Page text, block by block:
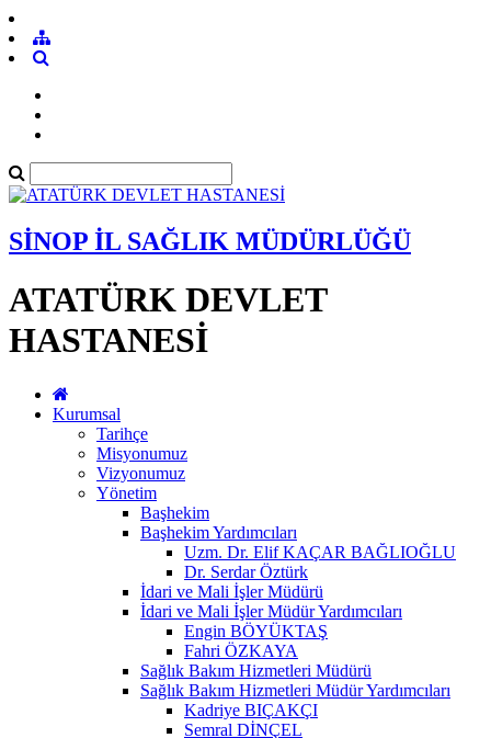
SİNOP İL SAĞLIK MÜDÜRLÜĞÜ
ATATÜRK DEVLET
HASTANESİ
Kurumsal
Tarihçe
Misyonumuz
Vizyonumuz
Yönetim
Başhekim
Başhekim Yardımcıları
Uzm. Dr. Elif KAÇAR BAĞLIOĞLU
Dr. Serdar Öztürk
İdari ve Mali İşler Müdürü
İdari ve Mali İşler Müdür Yardımcıları
Engin BÖYÜKTAŞ
Fahri ÖZKAYA
Sağlık Bakım Hizmetleri Müdürü
Sağlık Bakım Hizmetleri Müdür Yardımcıları
Kadriye BIÇAKÇI
Semral DİNÇEL